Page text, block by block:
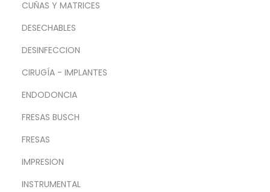
CUÑAS Y MATRICES
DESECHABLES
DESINFECCION
CIRUGÍA - IMPLANTES
ENDODONCIA
FRESAS BUSCH
FRESAS
IMPRESION
INSTRUMENTAL